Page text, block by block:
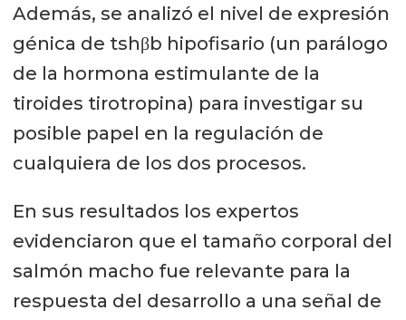
Además, se analizó el nivel de expresión
génica de tshβb hipofisario (un parálogo
de la hormona estimulante de la
tiroides tirotropina) para investigar su
posible papel en la regulación de
cualquiera de los dos procesos.
En sus resultados los expertos
evidenciaron que el tamaño corporal del
salmón macho fue relevante para la
respuesta del desarrollo a una señal de